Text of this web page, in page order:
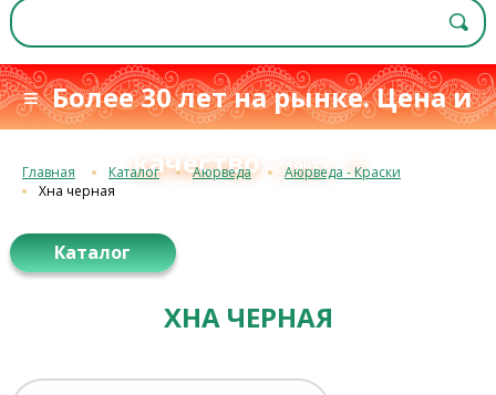
≡ Более 30 лет на рынке. Цена и
качество с 1993 г.≡
Главная Каталог Аюрведа
Аюрведа - Краски
Хна черная
Каталог
ХНА ЧЕРНАЯ